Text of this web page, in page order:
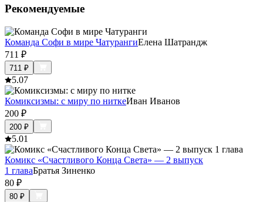
Рекомендуемые
Команда Софи в мире ЧатурангиЕлена Шатрандж
711 ₽
711 ₽
5.07
Комиксизмы: с миру по ниткеИван Иванов
200 ₽
200 ₽
5.01
Комикс «Счастливого Конца Света» — 2 выпуск
1 главаБратья Зиненко
80 ₽
80 ₽